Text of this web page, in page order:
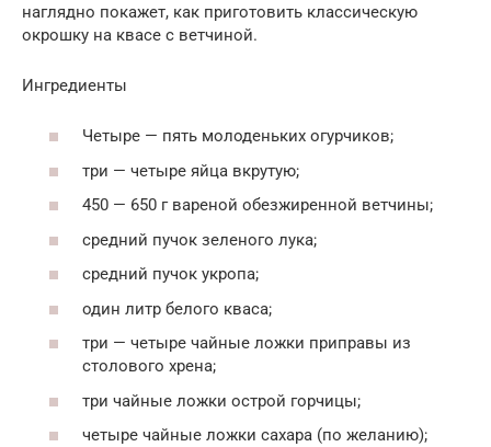
наглядно покажет, как приготовить классическую
окрошку на квасе с ветчиной.
Ингредиенты
Четыре — пять молоденьких огурчиков;
три — четыре яйца вкрутую;
450 — 650 г вареной обезжиренной ветчины;
средний пучок зеленого лука;
средний пучок укропа;
один литр белого кваса;
три — четыре чайные ложки приправы из
столового хрена;
три чайные ложки острой горчицы;
четыре чайные ложки сахара (по желанию);